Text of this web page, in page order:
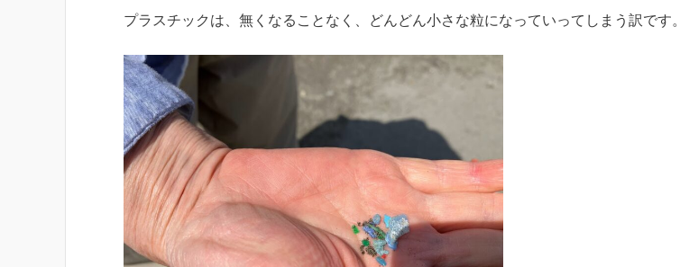
プラスチックは、無くなることなく、どんどん小さな粒になっていってしまう訳です。